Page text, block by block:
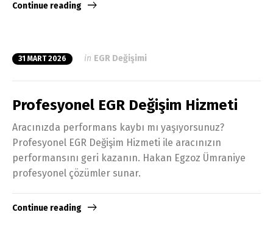
Continue reading
31 MART 2026 in EGR Değişimi
Profesyonel EGR Değişim Hizmeti
Aracınızda performans kaybı mı yaşıyorsunuz?
Profesyonel EGR Değişim Hizmeti ile aracınızın
performansını geri kazanın. Hakan Egzoz Ümraniye
profesyonel çözümler sunar.
Continue reading